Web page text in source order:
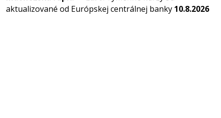
aktualizované od Európskej centrálnej banky 10.8.2026